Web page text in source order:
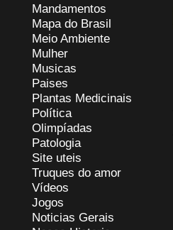
Mandamentos
Mapa do Brasil
Meio Ambiente
Mulher
Musicas
Paises
Plantas Medicinais
Política
Olimpíadas
Patologia
Site uteis
Truques do amor
Vídeos
Jogos
Noticias Gerais